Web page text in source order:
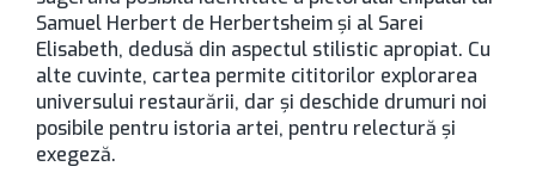
Samuel Herbert de Herbertsheim și al Sarei
Elisabeth, dedusă din aspectul stilistic apropiat. Cu
alte cuvinte, cartea permite cititorilor explorarea
universului restaurării, dar şi deschide drumuri noi
posibile pentru istoria artei, pentru relectură şi
exegeză.